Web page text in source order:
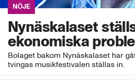
NÖJE
Nynäskalaset
ekonomiska
Bolaget bakom Nynäskalaset har
tvingas musikfestivalen ställas in.